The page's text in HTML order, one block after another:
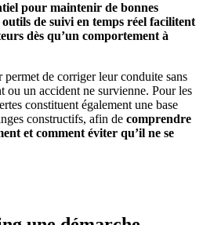
pour maintenir de bonnes
outils de suivi en temps réel facilitent
dès qu’un comportement à
de corriger leur conduite sans
ou un accident ne survienne. Pour les
constituent également une base
constructifs, afin de comprendre
et comment éviter qu’il ne se